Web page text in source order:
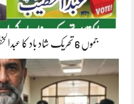
جموں 6 تحریک شاد باد کا عبدالخطیب چودھری کی حمایت کا اعلان